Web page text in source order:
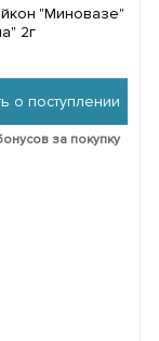
"Миновазе"
2г
о поступлении
за покупку